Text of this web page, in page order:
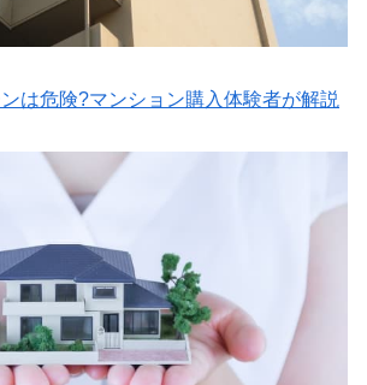
は危険?マンション購入体験者が解説